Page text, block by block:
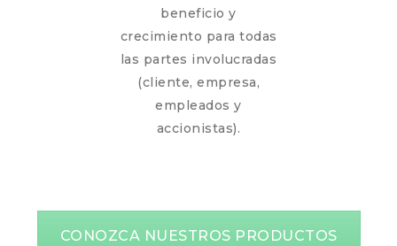
beneficio y
crecimiento para todas
las partes involucradas
(cliente, empresa,
empleados y
accionistas).
CONOZCA NUESTROS PRODUCTOS